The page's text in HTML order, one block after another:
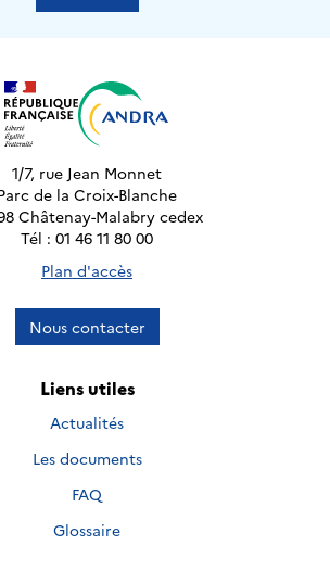
1/7, rue Jean Monnet
de la Croix-Blanche
Châtenay-Malabry cedex
Tél : 01 46 11 80 00
Plan d'accès
Nous contacter
Liens utiles
Actualités
Les documents
FAQ
Glossaire